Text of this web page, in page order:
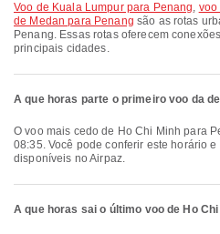
voo de Kuala Lumpur para Penang, voo
de Medan para Penang são as rotas
Penang. Essas rotas oferecem
principais cidades.
A que horas parte o primeiro voo da
O voo mais cedo de Ho Chi Minh para Penang com a AirAsia parte às
08:35. Você pode conferir este horário
disponíveis no Airpaz.
A que horas sai o último voo de Ho